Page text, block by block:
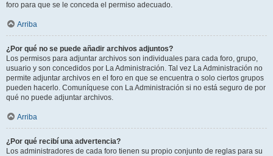
foro para que se le conceda el permiso adecuado.
Arriba
¿Por qué no se puede añadir archivos adjuntos?
Los permisos para adjuntar archivos son individuales para cada foro, grupo,
usuario y son concedidos por La Administración. Tal vez La Administración no
permite adjuntar archivos en el foro en que se encuentra o solo ciertos grupos
pueden hacerlo. Comuníquese con La Administración si no está seguro de por
qué no puede adjuntar archivos.
Arriba
¿Por qué recibí una advertencia?
Los administradores de cada foro tienen su propio conjunto de reglas para su